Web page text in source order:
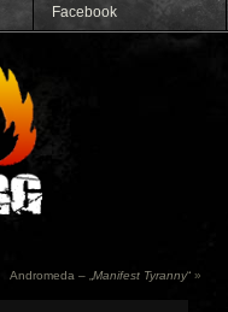
Facebook
Andromeda – „ Manifest Tyranny“ »